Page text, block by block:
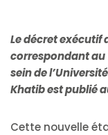
Le décret exécutif
correspondant au
sein de
Khatib est publié
Cette nouvelle